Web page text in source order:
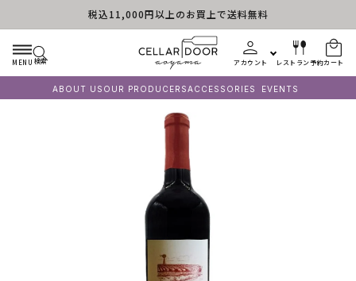
コンテンツに進む税込11,000円以上のお買上で送料無料
MENU 検索 アカウント レストラン予約カート
ABOUT US OUR PRODUCERSACCESSORIES EVENTS